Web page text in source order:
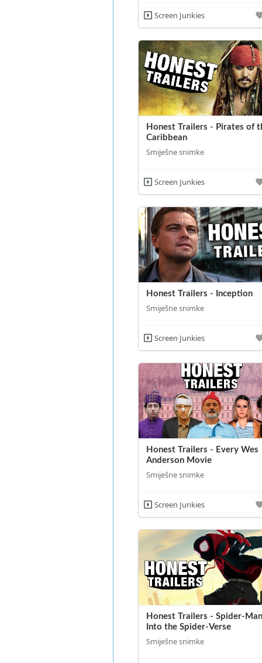
Screen Junkies
Honest Trailers - Pirates of
Caribbean
Smiješne snimke
Screen Junkies
Honest Trailers - Inception
Smiješne snimke
Screen Junkies
Honest Trailers - Every Wes
Anderson Movie
Smiješne snimke
Screen Junkies
Honest Trailers - Spider-
Into the Spider-Verse
Smiješne snimke